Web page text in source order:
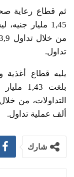
ثم قطاع رعاية
تداول.
يليه قطاع أغذية
ألف عملية تداول.
شارك